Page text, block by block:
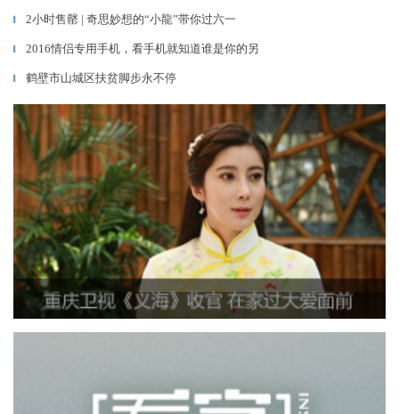
▎ 2小时售罄 | 奇思妙想的“小龍”带你过六一
▎ 2016情侣专用手机，看手机就知道谁是你的另
▎ 鹤壁市山城区扶贫脚步永不停